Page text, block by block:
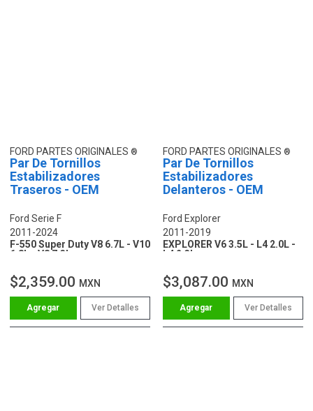
FORD PARTES ORIGINALES
Par De Tornillos
Estabilizadores
Traseros - OEM
Ford Serie F
2011-2024
F-550 Super Duty V8 6.7L - V10
6.8L - V8 7.3L
$2,359.00 MXN
Ver Detalles
FORD PARTES ORIGINALES
Par De Tornillos
Estabilizadores
Delanteros - OEM
Ford Explorer
2011-2019
EXPLORER V6 3.5L - L4 2.0L -
L4 2.3L
$3,087.00 MXN
Ver Detalles